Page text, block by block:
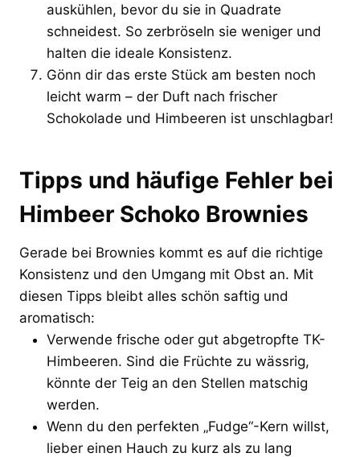
auskühlen, bevor du sie in Quadrate
schneidest. So zerbröseln sie weniger und
halten die ideale Konsistenz.
Gönn dir das erste Stück am besten noch
leicht warm – der Duft nach frischer
Schokolade und Himbeeren ist unschlagbar!
Tipps und häufige Fehler bei
Himbeer Schoko Brownies
Gerade bei Brownies kommt es auf die richtige
Konsistenz und den Umgang mit Obst an. Mit
diesen Tipps bleibt alles schön saftig und
aromatisch:
Verwende frische oder gut abgetropfte TK-
Himbeeren. Sind die Früchte zu wässrig,
könnte der Teig an den Stellen matschig
werden.
Wenn du den perfekten „Fudge“-Kern willst,
lieber einen Hauch zu kurz als zu lang